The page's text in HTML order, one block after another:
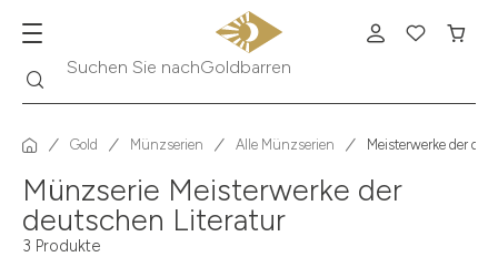
Suchen Sie nachGoldbarren
Gold Münzserien Alle Münzserien Meisterwerke der
Münzserie Meisterwerke der
deutschen Literatur
3 Produkte